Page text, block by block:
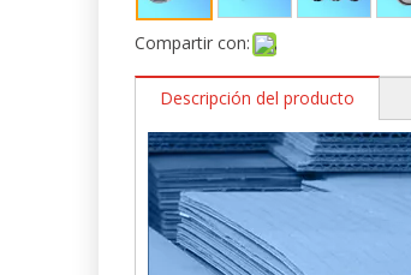
Compartir con:
Descripción del producto